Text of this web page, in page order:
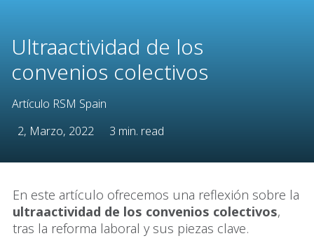
Ultraactividad de los
convenios colectivos
Artículo RSM Spain
2, Marzo, 2022
3 min. read
En este artículo ofrecemos una reflexión sobre la
ultraactividad de los convenios colectivos,
tras la reforma laboral y sus piezas clave.